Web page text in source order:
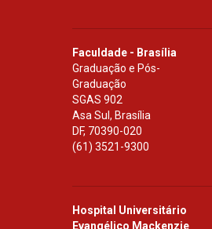
Faculdade - Brasília
Graduação e Pós-
Graduação
SGAS 902
Asa Sul, Brasília
DF, 70390-020
(61) 3521-9300
Hospital Universitário
Evangélico Mackenzie